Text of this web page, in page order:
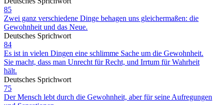
85
Zwei ganz verschiedene Dinge behagen uns gleichermaßen: die
Gewohnheit und das Neue.
Deutsches Sprichwort
84
Es ist in vielen Dingen eine schlimme Sache um die Gewohnheit.
Sie macht, dass man Unrecht für Recht, und Irrtum für Wahrheit
hält.
Deutsches Sprichwort
75
Der Mensch lebt durch die Gewohnheit, aber für seine Aufregungen